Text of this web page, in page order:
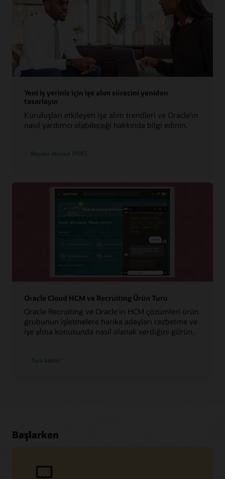
Yeni iş yeriniz için işe alım sürecini yeniden
tasarlayın
Kuruluşları etkileyen işe alım trendleri ve Oracle'ın
nasıl yardımcı olabileceği hakkında bilgi edinin.
Raporu okuyun (PDF)
Oracle Cloud HCM ve Recruiting Ürün Turu
Oracle Recruiting ve Oracle'ın HCM çözümleri ürün
grubunun işletmelere harika adayları cezbetme ve
işe alma konusunda nasıl olanak verdiğini görün.
Tura katılın
Başlarken